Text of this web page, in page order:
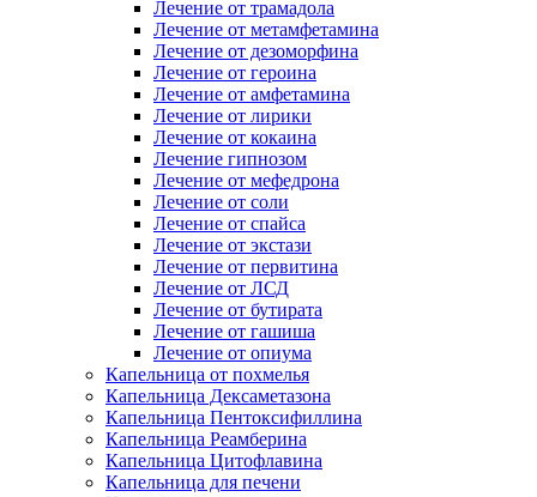
Лечение от трамадола
Лечение от метамфетамина
Лечение от дезоморфина
Лечение от героина
Лечение от амфетамина
Лечение от лирики
Лечение от кокаина
Лечение гипнозом
Лечение от мефедрона
Лечение от соли
Лечение от спайса
Лечение от экстази
Лечение от первитина
Лечение от ЛСД
Лечение от бутирата
Лечение от гашиша
Лечение от опиума
Капельница от похмелья
Капельница Дексаметазона
Капельница Пентоксифиллина
Капельница Реамберина
Капельница Цитофлавина
Капельница для печени